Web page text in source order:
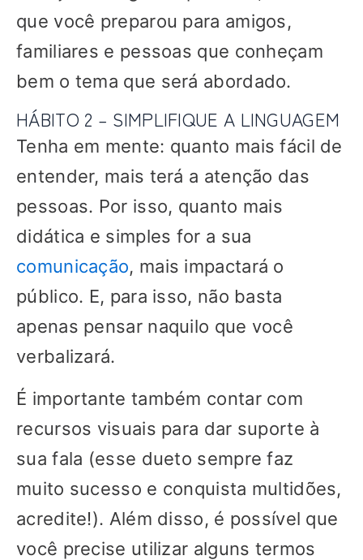
que você preparou para amigos,
familiares e pessoas que conheçam
bem o tema que será abordado.
HÁBITO 2 – SIMPLIFIQUE A LINGUAGEM
Tenha em mente: quanto mais fácil de
entender, mais terá a atenção das
pessoas. Por isso, quanto mais
didática e simples for a sua
comunicação, mais impactará o
público. E, para isso, não basta
apenas pensar naquilo que você
verbalizará.
É importante também contar com
recursos visuais para dar suporte à
sua fala (esse dueto sempre faz
muito sucesso e conquista multidões,
acredite!). Além disso, é possível que
você precise utilizar alguns termos